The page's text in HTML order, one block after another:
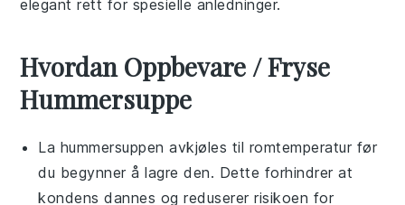
elegant rett for spesielle anledninger.
Hvordan Oppbevare / Fryse
Hummersuppe
La hummersuppen avkjøles til romtemperatur før
du begynner å lagre den. Dette forhindrer at
kondens dannes og reduserer risikoen for